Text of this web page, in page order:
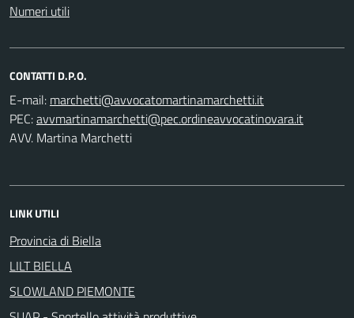
Numeri utili
CONTATTI D.P.O.
E-mail:
PEC:
AVV. Martina Marchetti
LINK UTILI
Provincia di Biella
LILT BIELLA
SLOWLAND PIEMONTE